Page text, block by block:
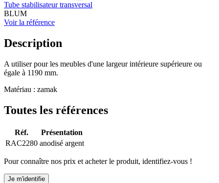
Tube stabilisateur transversal
BLUM
Voir la référence
Description
A utiliser pour les meubles d'une largeur intérieure supérieure ou
égale à 1190 mm.
Matériau : zamak
Toutes les références
Réf.
Présentation
RAC2280 anodisé argent
Pour connaître nos prix et acheter le produit, identifiez-vous !
Je m'identifie